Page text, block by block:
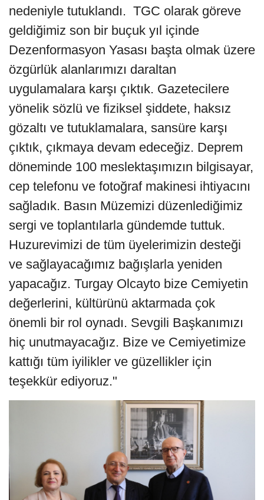
nedeniyle tutuklandı. TGC olarak göreve
geldiğimiz son bir buçuk yıl içinde
Dezenformasyon Yasası başta olmak üzere
özgürlük alanlarımızı daraltan
uygulamalara karşı çıktık. Gazetecilere
yönelik sözlü ve fiziksel şiddete, haksız
gözaltı ve tutuklamalara, sansüre karşı
çıktık, çıkmaya devam edeceğiz. Deprem
döneminde 100 meslektaşımızın bilgisayar,
cep telefonu ve fotoğraf makinesi ihtiyacını
sağladık. Basın Müzemizi düzenlediğimiz
sergi ve toplantılarla gündemde tuttuk.
Huzurevimizi de tüm üyelerimizin desteği
ve sağlayacağımız bağışlarla yeniden
yapacağız. Turgay Olcayto bize Cemiyetin
değerlerini, kültürünü aktarmada çok
önemli bir rol oynadı. Sevgili Başkanımızı
hiç unutmayacağız. Bize ve Cemiyetimize
kattığı tüm iyilikler ve güzellikler için
teşekkür ediyoruz."